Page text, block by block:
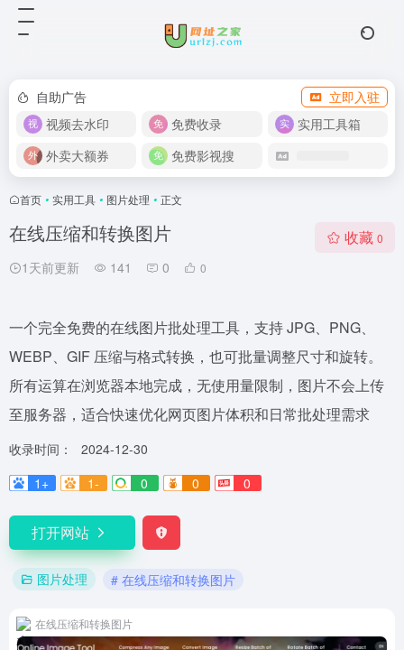
自助广告
立即入驻
视频去水印
免费收录
实用工具箱
外卖大额券
免费影视搜
首页 • 实用工具 • 图片处理 • 正文
在线压缩和转换图片
1天前更新 141 0 0
收藏 0
一个完全免费的在线图片批处理工具，支持 JPG、PNG、
WEBP、GIF 压缩与格式转换，也可批量调整尺寸和旋转。
所有运算在浏览器本地完成，无使用量限制，图片不会上传
至服务器，适合快速优化网页图片体积和日常批处理需求
收录时间：
2024-12-30
1+
1- 0 0 0
打开网站
图片处理 # 在线压缩和转换图片
在线压缩和转换图片